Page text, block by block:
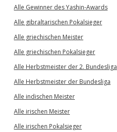
Alle Gewinner des Yashin-Awards
Alle gibraltarischen Pokalsieger
Alle griechischen Meister
Alle griechischen Pokalsieger
Alle Herbstmeister der 2. Bundesliga
Alle Herbstmeister der Bundesliga
Alle indischen Meister
Alle irischen Meister
Alle irischen Pokalsieger